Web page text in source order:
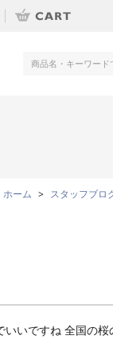
ホーム スタッフブロ
いですね 全国の桜